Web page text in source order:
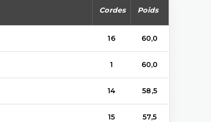
Cordes Poids
16 60,0
1 60,0
14 58,5
15 57,5